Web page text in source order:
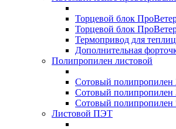
Торцевой блок
Торцевой блок
Термопривод для
Дополнительная
Полипропилен листовой
Сотовый полипропилен
Сотовый полипропилен
Сотовый полипропилен
Листовой ПЭТ